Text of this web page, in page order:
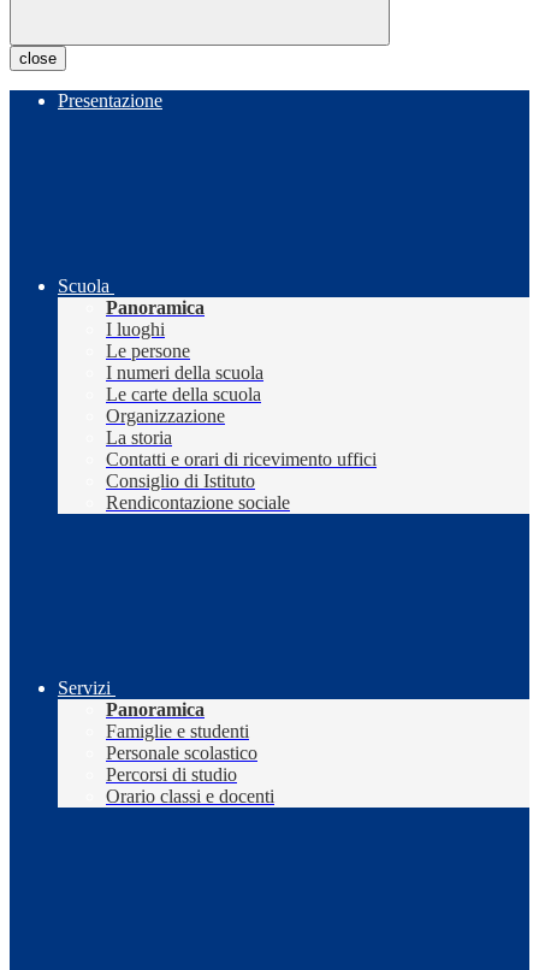
close
Presentazione
Scuola
Panoramica
I luoghi
Le persone
I numeri della scuola
Le carte della scuola
Organizzazione
La storia
Contatti e orari di ricevimento uffici
Consiglio di Istituto
Rendicontazione sociale
Servizi
Panoramica
Famiglie e studenti
Personale scolastico
Percorsi di studio
Orario classi e docenti